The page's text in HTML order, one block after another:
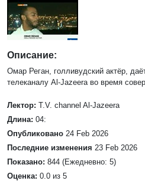
Описание:
Омар Реган, голливудский актёр,
телеканалу Al-Jazeera во время
Лектор: T.V. channel Al-Jazeera
Длина: 04:
Опубликовано 24 Feb 2026
Последние изменения 23 Feb 2026
Показано: 844 (Ежедневно: 5)
Оценка: 0.0 из 5